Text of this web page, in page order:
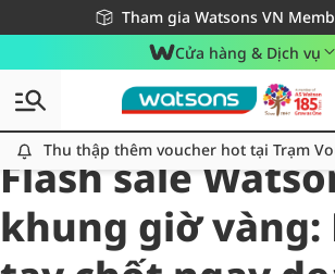
Tham gia Watsons VN
Miễn phí giao hàng cho đơn
Giao hàng nhanh 24h - Áp dụng khu
Cửa hàng & Dịch vụ
Thu thập thêm voucher hot tại Trạm Voucher
Thu thập thêm voucher hot tại Trạm
All
Chăm Sóc Cá Nhân
Flash sale
khung giờ vàng: